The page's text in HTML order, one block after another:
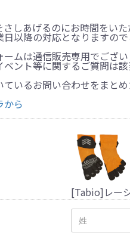
しあげるのにお時間をいた
以降の対応となりますので
ムは通信販売専用でござい
ント等に関するご質問は
いるお問い合わせをまと
から
[Tabio]レー